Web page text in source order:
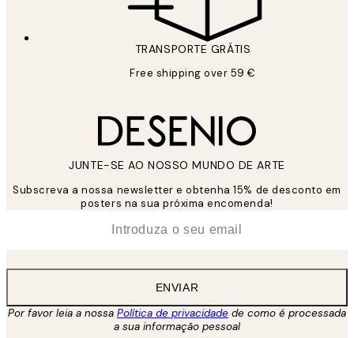
TRANSPORTE GRÁTIS
Free shipping over 59 €
JUNTE-SE AO NOSSO MUNDO DE ARTE
Subscreva a nossa newsletter e obtenha 15% de desconto em
posters na sua próxima encomenda!
ENVIAR
Por favor leia a nossa Política de privacidade de como é processada
a sua informação pessoal